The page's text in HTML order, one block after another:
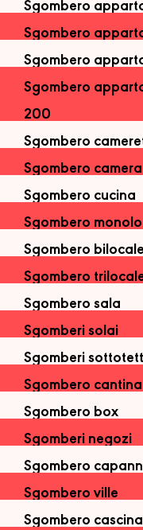
Sgombero
Sgombero
Sgombero
Sgombero
200
Sgombero
Sgombero
Sgombero cucina
Sgombero
Sgombero bilocale
Sgombero
Sgombero sala
Sgomberi solai
Sgomberi
Sgombero cantina
Sgombero box
Sgomberi negozi
Sgombero
Sgombero ville
Sgombero cascina